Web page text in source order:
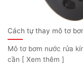
Cách tự thay mô tơ
Mô tơ bơm nước rửa
cần [ Xem thêm ]